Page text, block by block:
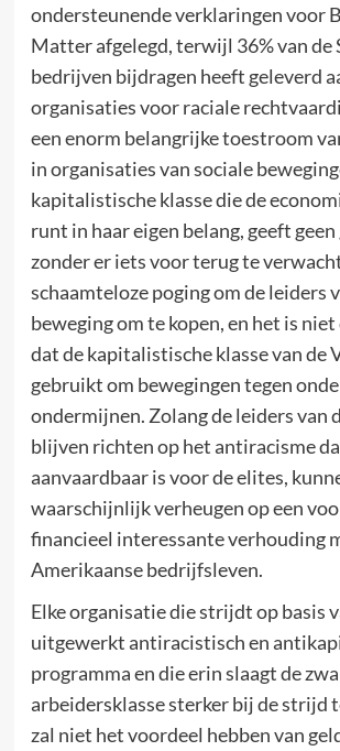
ondersteunende verklaringen voor
Matter afgelegd, terwijl 36% van de
bedrijven bijdragen heeft geleverd
organisaties voor raciale
een enorm belangrijke toestroom
in organisaties van sociale
kapitalistische klasse die de
runt in haar eigen belang, geeft
zonder er iets voor terug te
schaamteloze poging om de leiders
beweging om te kopen, en het is niet
dat de kapitalistische klasse van de
gebruikt om bewegingen tegen
ondermijnen. Zolang de leiders van
blijven richten op het antiracisme
aanvaardbaar is voor de elites,
waarschijnlijk verheugen op een
financieel interessante verhouding
Amerikaanse bedrijfsleven.
Elke organisatie die strijdt op basis
uitgewerkt antiracistisch en
programma en die erin slaagt de
arbeidersklasse sterker bij de strijd
zal niet het voordeel hebben van